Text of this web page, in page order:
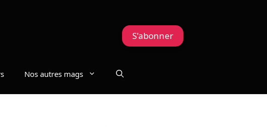
Nos autres mags
S'abonner